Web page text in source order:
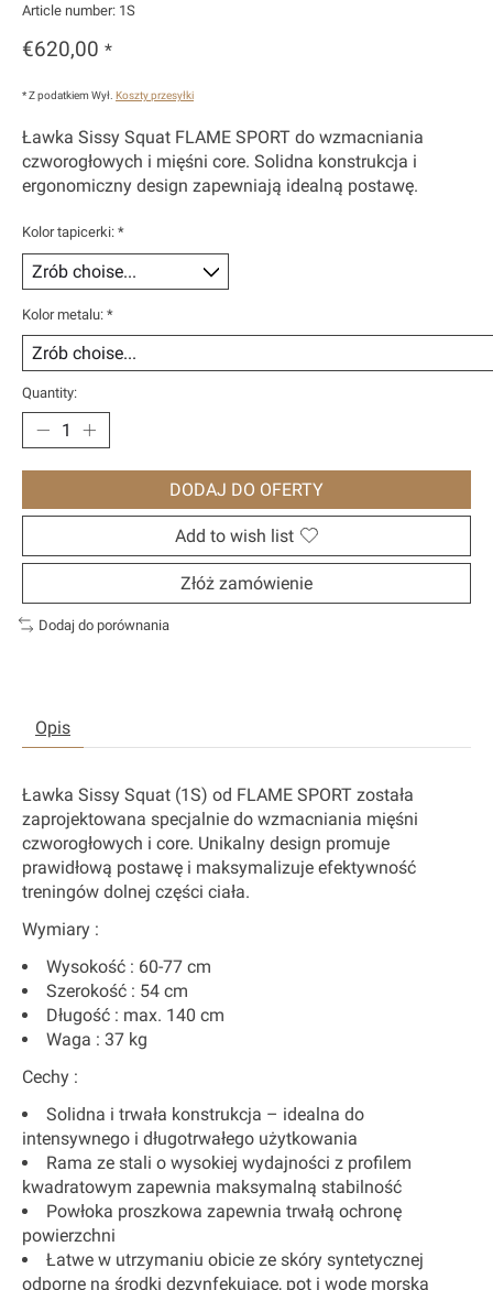
Article number: 1S
€620,00 *
* Z podatkiem Wył. Koszty przesyłki
Ławka Sissy Squat FLAME SPORT do wzmacniania
czworogłowych i mięśni core. Solidna konstrukcja i
ergonomiczny design zapewniają idealną postawę.
Kolor tapicerki: *
Kolor metalu: *
Quantity:
DODAJ DO OFERTY
Add to wish list
Złóż zamówienie
Dodaj do porównania
Opis
Ławka Sissy Squat (1S) od FLAME SPORT została
zaprojektowana specjalnie do wzmacniania mięśni
czworogłowych i core. Unikalny design promuje
prawidłową postawę i maksymalizuje efektywność
treningów dolnej części ciała.
Wymiary :
Wysokość : 60-77 cm
Szerokość : 54 cm
Długość : max. 140 cm
Waga : 37 kg
Cechy :
Solidna i trwała konstrukcja – idealna do
intensywnego i długotrwałego użytkowania
Rama ze stali o wysokiej wydajności z profilem
kwadratowym zapewnia maksymalną stabilność
Powłoka proszkowa zapewnia trwałą ochronę
powierzchni
Łatwe w utrzymaniu obicie ze skóry syntetycznej
odporne na środki dezynfekujące, pot i wodę morską